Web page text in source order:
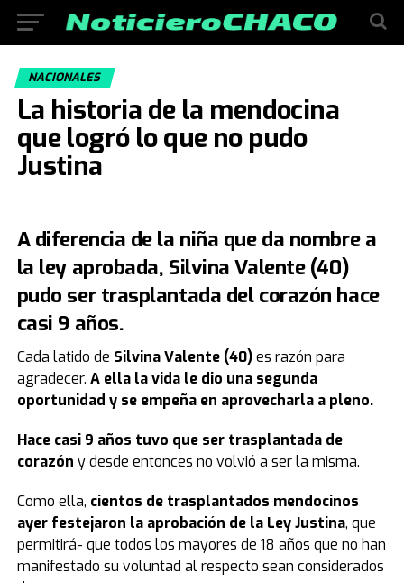
NACIONALES
La historia de la mendocina
que logró lo que no pudo
Justina
A diferencia de la niña que da nombre a
la ley aprobada, Silvina Valente (40)
pudo ser trasplantada del corazón hace
casi 9 años.
Cada latido de Silvina Valente (40)es razón para
agradecer. A ella la vida le dio una segunda
oportunidad y se empeña en aprovecharla a pleno.
Hace casi 9 años tuvo que ser trasplantada de
corazón y desde entonces no volvió a ser la misma.
Como ella, cientos de trasplantados mendocinos
ayer festejaron la aprobación de la Ley Justina, que
permitirá- que todos los mayores de 18 años que no han
manifestado su voluntad al respecto sean considerados